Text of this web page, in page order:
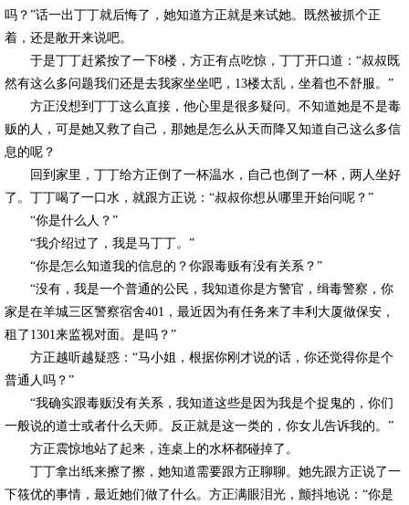
吗？”话一出丁丁就后悔了，她知道方正就是来试她。既然被抓个正
着，还是敞开来说吧。
于是丁丁赶紧按了一下8楼，方正有点吃惊，丁丁开口道：“叔叔既
然有这么多问题我们还是去我家坐坐吧，13楼太乱，坐着也不舒服。”
方正没想到丁丁这么直接，他心里是很多疑问。不知道她是不是毒
贩的人，可是她又救了自己，那她是怎么从天而降又知道自己这么多信
息的呢？
回到家里，丁丁给方正倒了一杯温水，自己也倒了一杯，两人坐好
了。丁丁喝了一口水，就跟方正说：“叔叔你想从哪里开始问呢？”
“你是什么人？”
“我介绍过了，我是马丁丁。”
“你是怎么知道我的信息的？你跟毒贩有没有关系？”
“没有，我是一个普通的公民，我知道你是方警官，缉毒警察，你
家是在羊城三区警察宿舍401，最近因为有任务来了丰利大厦做保安，
租了1301来监视对面。是吗？”
方正越听越疑惑：“马小姐，根据你刚才说的话，你还觉得你是个
普通人吗？”
“我确实跟毒贩没有关系，我知道这些是因为我是个捉鬼的，你们
一般说的道士或者什么天师。反正就是这一类的，你女儿告诉我的。”
方正震惊地站了起来，连桌上的水杯都碰掉了。
丁丁拿出纸来擦了擦，她知道需要跟方正聊聊。她先跟方正说了一
下筱优的事情，最近她们做了什么。方正满眼泪光，颤抖地说：“你是